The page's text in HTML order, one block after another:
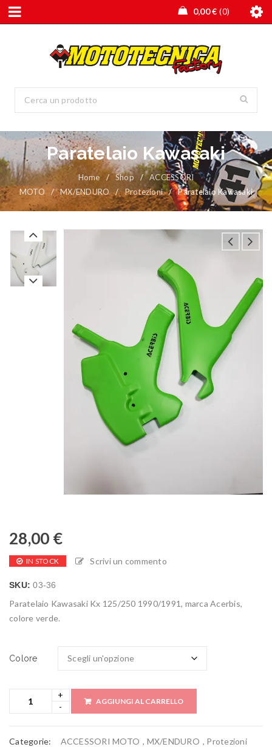
0,00€ 0
Paratelaio Kawasaki
Home / Shop /
ACCESSORI
MOTO
/ MX/ENDURO / Protezioni / Paratelaio Kawasaki
28,00 €
IN STOCK Scrivi un commento
SKU:03-36
Paratelaio Kawasaki Kx 125/250 1990/1991, marca Acerbis,
colore verde.
Colore
AGGIUNGI AL CARRELLO
Categorie: ACCESSORI MOTO , MX/ENDURO , Protezioni